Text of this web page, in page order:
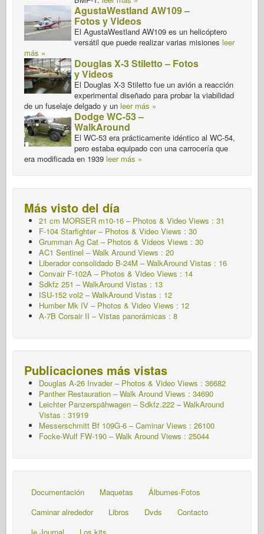
AgustaWestland AW109 –
Fotos y Videos
El AgustaWestland AW109 es un helicóptero
versátil que puede realizar varias misiones leer
más »
Douglas X-3 Stiletto – Fotos
y Videos
El Douglas X-3 Stiletto fue un avión a reacción
experimental diseñado para probar la viabilidad
de un fuselaje delgado y un leer más »
Dodge WC-53 –
WalkAround
El WC-53 era prácticamente idéntico al WC-54,
pero estaba equipado con una carrocería que
era modificada en 1939 leer más »
Más visto del día
21 cm MORSER m10-16 – Photos & Video Views : 31
F-104 Starfighter – Photos & Video Views : 30
Grumman Ag Cat – Photos & Videos Views : 30
AC1 Sentinel – Walk Around Views : 20
Liberador consolidado B-24M – WalkAround Vistas : 16
Convair F-102A – Photos & Video Views : 14
Sdkfz 251 – WalkAround Vistas : 13
ISU-152 vol2 – WalkAround Vistas : 12
Humber Mk IV – Photos & Video Views : 12
A-7B Corsair II – Vistas panorámicas : 8
Publicaciones más vistas
Douglas A-26 Invader – Photos & Video Views : 36682
Panther Restauration – Walk Around Views : 34690
Leichter Panzerspähwagen – Sdkfz.222 – WalkAround
Vistas : 31919
Messerschmitt Bf 109G-6 – Caminar Views : 26100
Focke-Wulf FW-190 – Walk Around Views : 25044
Documentación Maquetas
Álbumes-Fotos
Caminar alrededor
Libros Dvds
Contacto